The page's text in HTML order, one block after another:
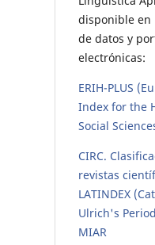
disponible en
de datos y
electrónicas:
ERIH-PLUS
Index for the
Social
CIRC.
revistas
LATINDEX
Ulrich's
MIAR